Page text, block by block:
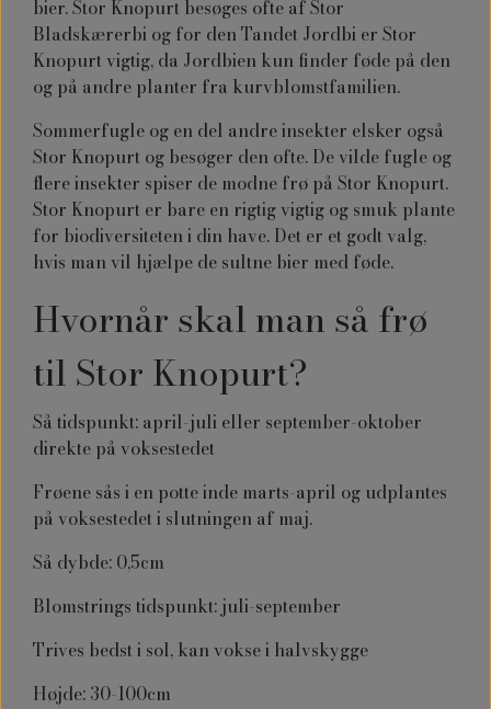
bier. Stor Knopurt besøges ofte af Stor
Bladskærerbi og for den Tandet Jordbi er Stor
Knopurt vigtig, da Jordbien kun finder føde på den
og på andre planter fra kurvblomstfamilien.
Sommerfugle og en del andre insekter elsker også
Stor Knopurt og besøger den ofte. De vilde fugle og
flere insekter spiser de modne frø på Stor Knopurt.
Stor Knopurt er bare en rigtig vigtig og smuk plante
for biodiversiteten i din have. Det er et godt valg,
hvis man vil hjælpe de sultne bier med føde.
Hvornår skal man så frø
til Stor Knopurt?
Så tidspunkt: april-juli eller september-oktober
direkte på voksestedet
Frøene sås i en potte inde marts-april og udplantes
på voksestedet i slutningen af maj.
Så dybde: 0,5cm
Blomstrings tidspunkt: juli-september
Trives bedst i sol, kan vokse i halvskygge
Højde: 30-100cm